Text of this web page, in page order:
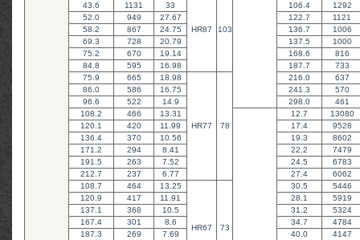
HR87 103
43.6
1131 33 106.4
1292
52.0
949 27.67 122.7
1121
58.2
867 24.75 136.7
1006
69.3
728 20.79 137.5
1000
75.2
670 19.14 168.6
816
84.8
595 16.98 187.7
733
75.9
665 18.98
HR77 78
216.0
637
86.0
586 16.75 241.3
570
96.6
522 14.9 298.0
461
108.2
466 13.31 12.7
13080
120.1
420 11.99 17.4
9528
136.4
370 10.56 19.3
8602
171.2
294 8.41 22.2
7479
191.5
263 7.52 24.5
6783
212.7
237 6.77 27.4
6062
108.7
464 13.25
HR67 73
30.5
5446
120.9
417 11.91 28.1
5919
137.1
368 10.5 31.2
5324
167.4
301 8.6 34.7
4784
187.3
269 7.69 40.0
4147